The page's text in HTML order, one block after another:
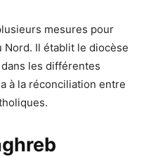
mesures pour
Nord. Il établit le diocèse
les différentes
à la réconciliation entre